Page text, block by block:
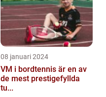
08 januari 2024
VM i bordtennis är en av
de mest prestigefyllda
tu...